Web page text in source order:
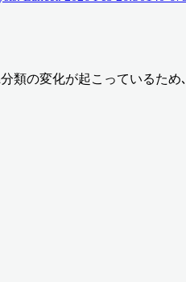
類の変化が起こっているた